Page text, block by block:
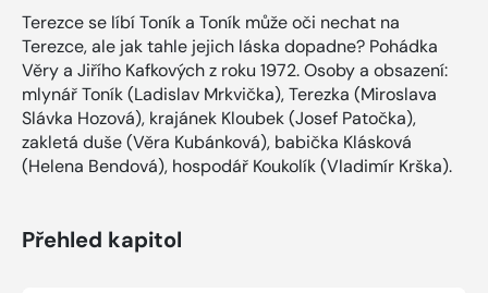
Terezce se líbí Toník a Toník může oči nechat na
Terezce, ale jak tahle jejich láska dopadne? Pohádka
Věry a Jiřího Kafkových z roku 1972. Osoby a obsazení:
mlynář Toník (Ladislav Mrkvička), Terezka (Miroslava
Slávka Hozová), krajánek Kloubek (Josef Patočka),
zakletá duše (Věra Kubánková), babička Klásková
(Helena Bendová), hospodář Koukolík (Vladimír Krška).
Přehled kapitol